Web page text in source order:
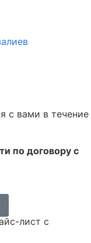
с вами в течение
по договору с
лист с